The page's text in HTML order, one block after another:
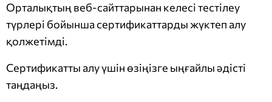
Орталықтың веб-сайттарынан келесі тестілеу
түрлері бойынша сертификаттарды жүктеп алу
қолжетімді.
Сертификатты алу үшін өзіңізге ыңғайлы әдісті
таңдаңыз.